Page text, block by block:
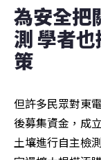
為安全把
測 學者
策
但許多民眾對東
後募集資金，成
土壤進行自主檢